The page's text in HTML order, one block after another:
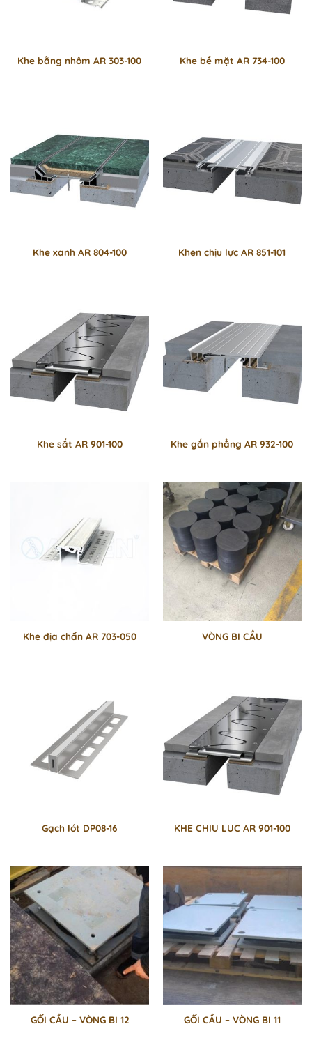
Khe bằng nhôm AR 303-100 Khe bề mặt AR 734-100
Khe xanh AR 804-100 Khen chịu lực AR 851-101
Khe sắt AR 901-100 Khe gắn phẳng AR 932-100
Khe địa chấn AR 703-050 VÒNG BI CẦU
Gạch lót DP08-16 KHE CHIU LUC AR 901-100
GỐI CẦU – VÒNG BI 12 GỐI CẦU – VÒNG BI 11